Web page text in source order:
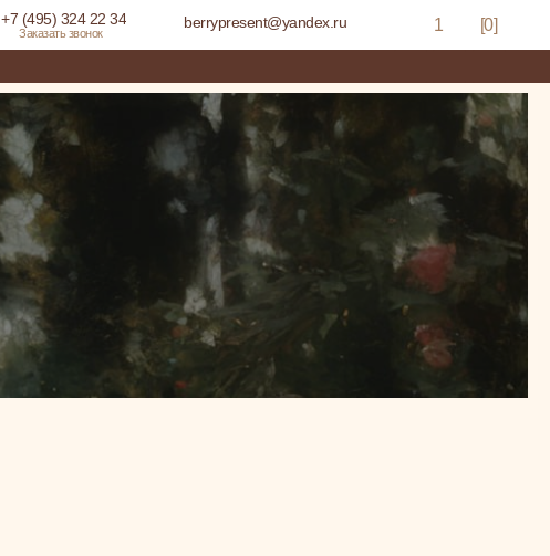
+7 (495) 324 22 34
Заказать звонок
berrypresent@yandex.ru 1 [0]